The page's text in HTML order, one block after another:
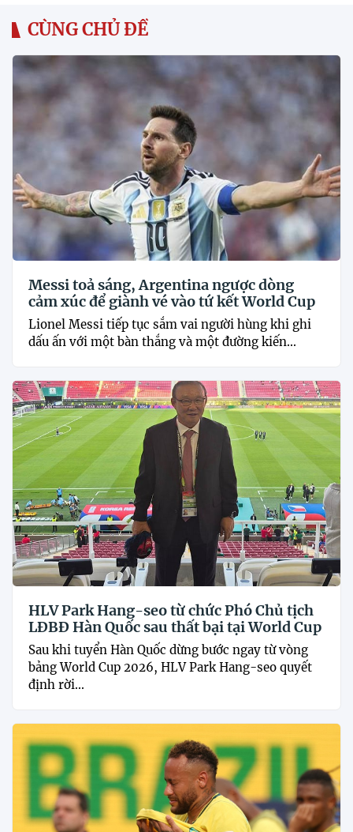
CÙNG CHỦ ĐỀ
Messi toả sáng, Argentina ngược dòng
cảm xúc để giành vé vào tứ kết World Cup
Lionel Messi tiếp tục sắm vai người hùng khi ghi
dấu ấn với một bàn thắng và một đường kiến...
HLV Park Hang-seo từ chức Phó Chủ tịch
LĐBĐ Hàn Quốc sau thất bại tại World Cup
Sau khi tuyển Hàn Quốc dừng bước ngay từ vòng
bảng World Cup 2026, HLV Park Hang-seo quyết
định rời...